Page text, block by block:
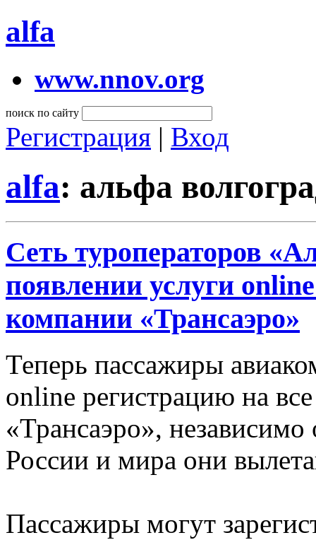
alfa
www.nnov.org
поиск по сайту
Регистрация | Вход
alfa: альфа
Сеть туроператоров
появлении услуги
компании «Трансаэро»
Теперь пассажиры
online регистрацию на
«Трансаэро», независимо
России и мира они
Пассажиры могут